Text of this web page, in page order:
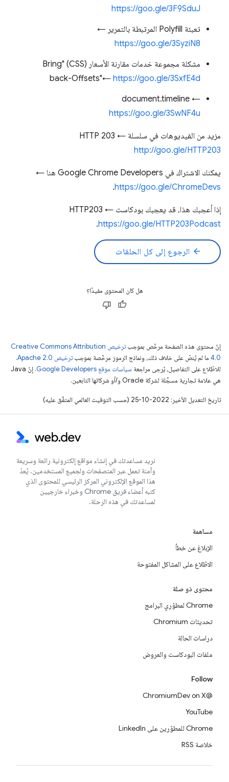
https://goo.gle/3F9SduJ
تعبئة Polyfill المرتبطة بالتمرير ←
https://goo.gle/3SyziN8
مشكلة مجموعة خدمات مقارنة الأسعار (CSS) "Bring
back-Offsets"← https://goo.gle/3SxfE4d
document.timeline ←
https://goo.gle/3SwNF4u
مزيد من الفيديوهات في سلسلة HTTP 203 ←
http://goo.gle/HTTP203
يمكنك الاشتراك في Google Chrome Developers هنا ←
https://goo.gle/ChromeDevs
.
إذا أعجبك هذا، قد يعجبك بودكاست HTTP203 ←
https://goo.gle/HTTP203Podcast
.
arrow_back الرجوع إلى كل الحلقات
هل كان المحتوى مفيدًا؟
إنّ محتوى هذه الصفحة مرخّص بموجب
ترخيص Creative Commons Attribution
4.0‏ ما لم يُنصّ على خلاف ذلك، ونماذج الرموز مرخّصة بموجبترخيص Apache 2.0‏
.
للاطّلاع على التفاصيل، يُرجى مراجعة سياسات موقع Google Developers‏
. إنّ Java
هي علامة تجارية مسجَّلة لشركة Oracle و/أو شركائها التابعين.
تاريخ التعديل الأخير: 2022-10-25 (حسب التوقيت العالمي المتفَّق عليه)
نريد مساعدتك في إنشاء مواقع إلكترونية رائعة وسريعة
وآمنة تعمل عبر المتصفحات ولجميع المستخدمين. يُعدّ
هذا الموقع الإلكتروني المركز الرئيسي للمحتوى الذي
كتبه أعضاء فريق Chrome وخبراء خارجيين
لمساعدتك في هذه الرحلة.
مساهمة
الإبلاغ عن خطأ
الاطّلاع على المشاكل المفتوحة
محتوى ذو صلة
Chrome لمطوّري البرامج
تحديثات Chromium
دراسات الحالة
ملفات البودكاست والعروض
Follow
@ChromiumDev on X
YouTube
Chrome للمطوّرين على LinkedIn
خلاصة RSS